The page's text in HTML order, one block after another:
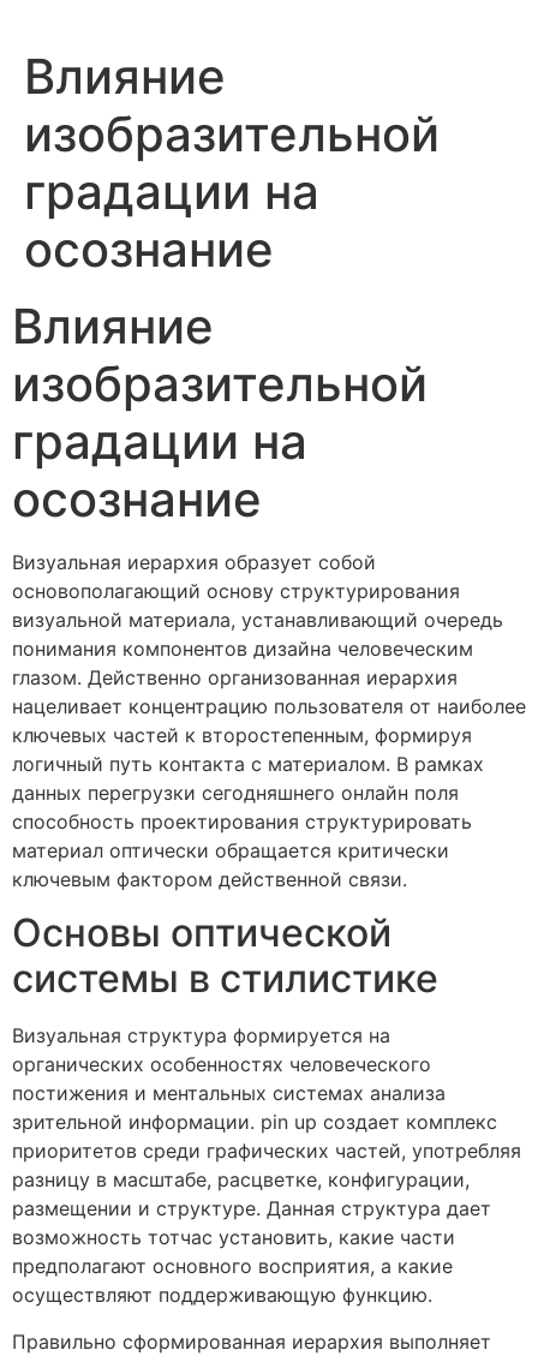
content
Влияние
изобразительной
градации на
осознание
Влияние
изобразительной
градации на
осознание
Визуальная иерархия образует собой
основополагающий основу структурирования
визуальной материала, устанавливающий очередь
понимания компонентов дизайна человеческим
глазом. Действенно организованная иерархия
нацеливает концентрацию пользователя от наиболее
ключевых частей к второстепенным, формируя
логичный путь контакта с материалом. В рамках
данных перегрузки сегодняшнего онлайн поля
способность проектирования структурировать
материал оптически обращается критически
ключевым фактором действенной связи.
Основы оптической
системы в стилистике
Визуальная структура формируется на
органических особенностях человеческого
постижения и ментальных системах анализа
зрительной информации. pin up создает комплекс
приоритетов среди графических частей, употребляя
разницу в масштабе, расцветке, конфигурации,
размещении и структуре. Данная структура дает
возможность тотчас установить, какие части
предполагают основного восприятия, а какие
осуществляют поддерживающую функцию.
Правильно сформированная иерархия выполняет